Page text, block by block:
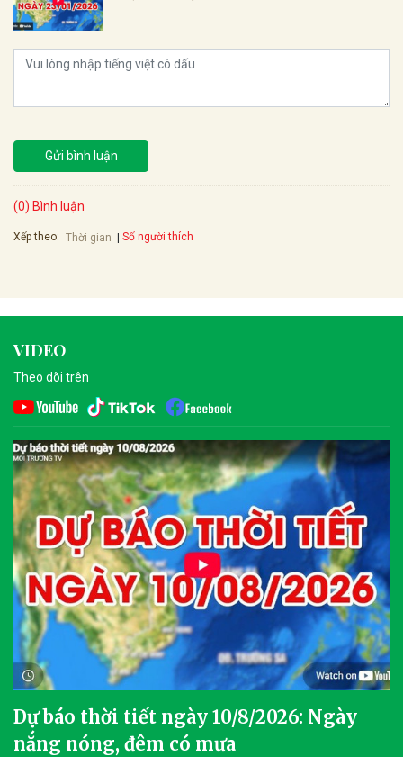
Gửi bình luận
(0) Bình luận
Xếp theo: Thời gian Số người thích
VIDEO
Theo dõi trên
Dự báo thời tiết ngày 10/8/2026: Ngày
nắng nóng, đêm có mưa